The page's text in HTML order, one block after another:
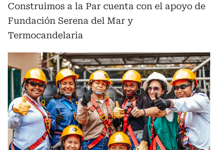
Construimos a la Par cuenta con el apoyo de
Fundación Serena del Mar y
Termocandelaria